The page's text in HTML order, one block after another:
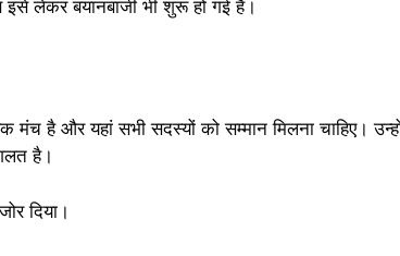
इसे लेकर बयानबाजी भी शुरू हो गई है।
है और यहां सभी सदस्यों को सम्मान मिलना चाहिए।
है।
दिया।